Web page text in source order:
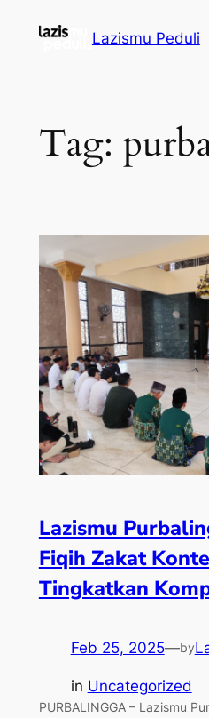
Lazismu Peduli
Tag:
Lazismu
Fiqih Zakat
Tingkatkan
Feb 25, 2025—by
in Uncategorized
PURBALINGGA – Lazismu